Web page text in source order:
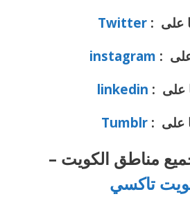
على : Twitter
على : instagram
على : linkedin
على :Tumblr
مناطق الكويت –
تاكسي